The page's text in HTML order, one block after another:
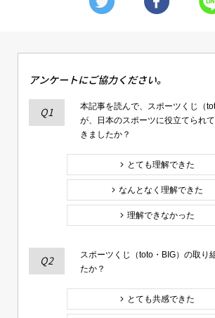
アンケートにご協力ください。
Q1
本記事を読んで、スポーツくじ（
が、日本のスポーツに役立てられ
きましたか？
とても理解できた
なんとなく理解できた
理解できなかった
Q2
スポーツくじ（toto・BIG）の取り
たか？
とても共感できた